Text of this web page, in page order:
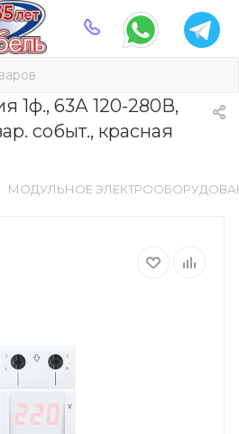
1ф., 63А 120-280В,
событ., красная
МОДУЛЬНОЕ